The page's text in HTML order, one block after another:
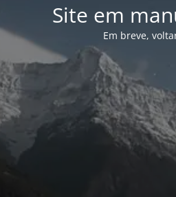
Site em
Em breve,